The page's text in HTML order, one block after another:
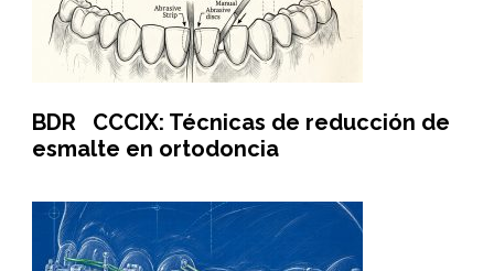
BDR CCCIX: Técnicas de reducción de
esmalte en ortodoncia